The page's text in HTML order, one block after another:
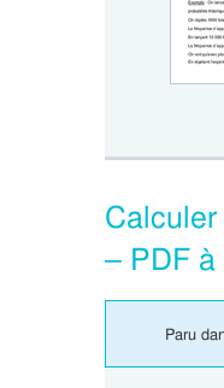
– PDF
Paru